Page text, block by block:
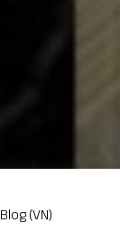
Blog (VN)